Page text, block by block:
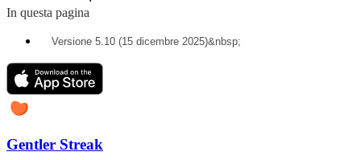
In questa pagina
Versione 5.10 (15 dicembre 2025)&nbsp;
Gentler Streak